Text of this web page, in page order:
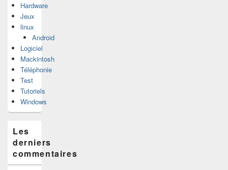
Hardware
Jeux
linux
Android
Logiciel
Mackintosh
Téléphonie
Test
Tutoriels
Windows
Les
derniers
commentaires